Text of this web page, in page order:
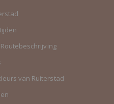
van Ruiterstad